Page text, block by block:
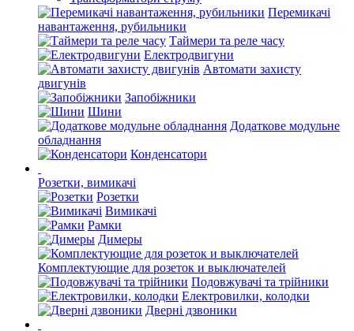
Перемикачі
навантаження, рубильники
Таймери та реле часу
Електродвигуни
Автомати захисту
двигунів
Запобіжники
Шини
Додаткове модульне
обладнання
Конденсатори
Розетки, вимикачі
Розетки
Вимикачі
Рамки
Димеры
Комплектующие для розеток и выключателей
Подовжувачі та трійники
Електровилки, колодки
Дверні дзвоники